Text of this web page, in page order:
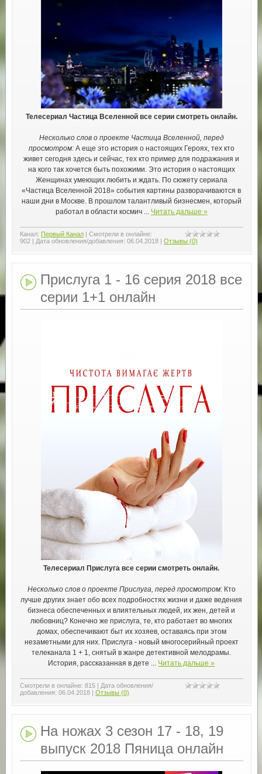
Телесериал Частица Вселенной все серии смотреть онлайн.
Несколько слов о проекте Частица Вселенной, перед
просмотром:А еще это история о настоящих Героях, тех кто
живет сегодня здесь и сейчас, тех кто пример для подражания и
на кого так хочется быть похожими. Это история о настоящих
Женщинах умеющих любить и ждать. По сюжету сериала
«Частица Вселенной 2018» события картины разворачиваются в
наши дни в Москве. В прошлом талантливый бизнесмен, который
работал в области космич
Читать дальше »
Канал: Первый Канал| Смотрели в онлайне:
902| Дата обновления/добавления: 06.04.2018 | Отзывы (0)
Прислуга 1 - 16 серия 2018 все
серии 1+1 онлайн
Телесериал Прислуга все серии смотреть онлайн.
Несколько слов о проекте Прислуга, перед просмотром:Кто
лучше других знает обо всех подробностях жизни и даже ведения
бизнеса обеспеченных и влиятельных людей, их жен, детей и
любовниц? Конечно же прислуга, те, кто работает во многих
домах, обеспечивают быт их хозяев, оставаясь при этом
незаметными для них. Прислуга - новый многосерийный проект
телеканала 1 + 1, снятый в жанре детективной мелодрамы.
История, рассказанная в дете
Читать дальше »
Смотрели в онлайне: 815| Дата обновления/
добавления: 06.04.2018 | Отзывы (0)
На ножах 3 сезон 17 - 18, 19
выпуск 2018 Пяница онлайн